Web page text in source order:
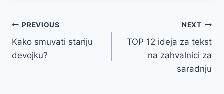
Navigacija
članaka
PREVIOUS
Kako smuvati stariju
devojku?
NEXT
TOP 12 ideja za tekst
na zahvalnici za
saradnju